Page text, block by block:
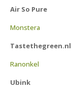
Air So Pure
Monstera
Tastethegreen.nl
Ranonkel
Ubink